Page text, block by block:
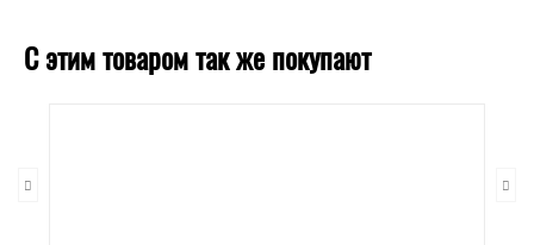
С этим товаром так же покупают